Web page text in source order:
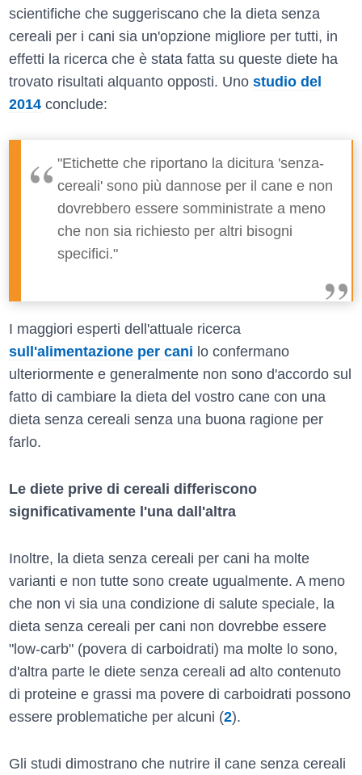
scientifiche che suggeriscano che la dieta senza
cereali per i cani sia un'opzione migliore per tutti, in
effetti la ricerca che è stata fatta su queste diete ha
trovato risultati alquanto opposti. Uno studio del
2014 conclude:
"Etichette che riportano la dicitura 'senza-
cereali' sono più dannose per il cane e non
dovrebbero essere somministrate a meno
che non sia richiesto per altri bisogni
specifici."
I maggiori esperti dell'attuale ricerca
sull'alimentazione per cani lo confermano
ulteriormente e generalmente non sono d'accordo sul
fatto di cambiare la dieta del vostro cane con una
dieta senza cereali senza una buona ragione per
farlo.
Le diete prive di cereali differiscono
significativamente l'una dall'altra
Inoltre, la dieta senza cereali per cani ha molte
varianti e non tutte sono create ugualmente. A meno
che non vi sia una condizione di salute speciale, la
dieta senza cereali per cani non dovrebbe essere
"low-carb" (povera di carboidrati) ma molte lo sono,
d'altra parte le diete senza cereali ad alto contenuto
di proteine e grassi ma povere di carboidrati possono
essere problematiche per alcuni (2).
Gli studi dimostrano che nutrire il cane senza cereali